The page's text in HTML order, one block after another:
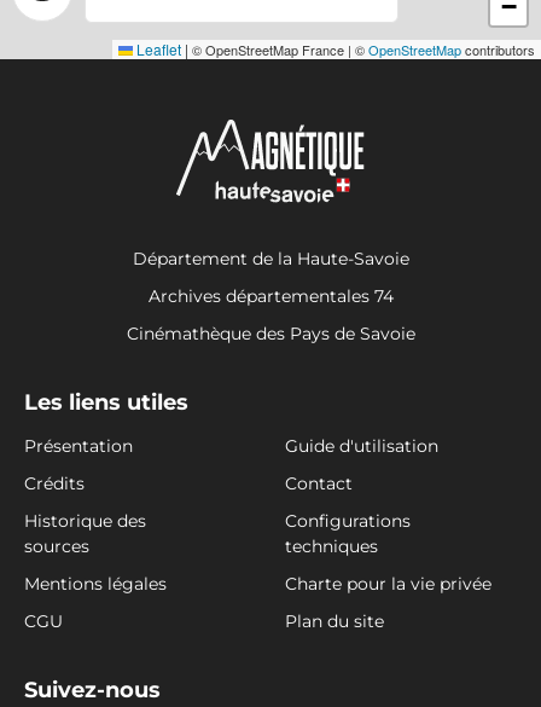
−
Leaflet | © OpenStreetMap France | ©OpenStreetMapcontributors
Département de la Haute-Savoie
Archives départementales 74
Cinémathèque des Pays de Savoie
Les liens utiles
Présentation
Crédits
Historique des
sources
Mentions légales
CGU
Guide d'utilisation
Contact
Configurations
techniques
Charte pour la vie privée
Plan du site
Suivez-nous